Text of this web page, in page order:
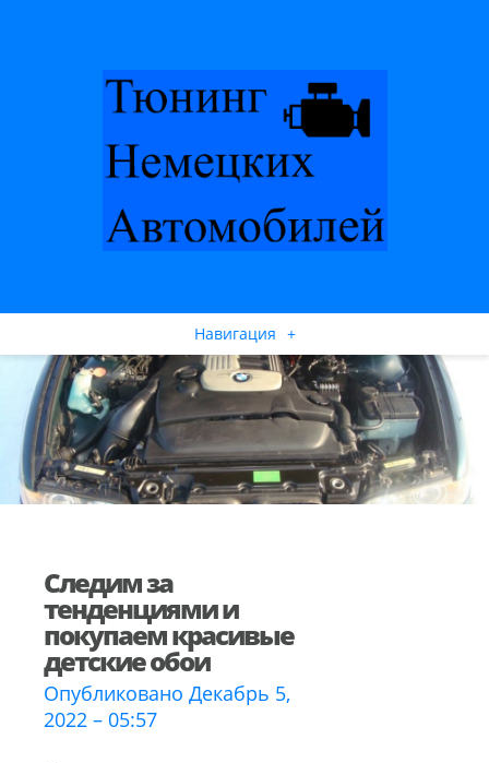
Навигация +
Следим за
тенденциями и
покупаем красивые
детские обои
Опубликовано Декабрь 5,
2022 – 05:57